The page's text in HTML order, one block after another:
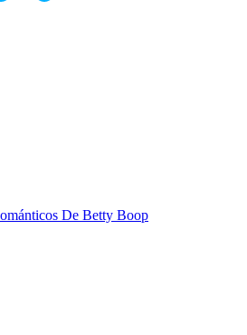
De Betty Boop